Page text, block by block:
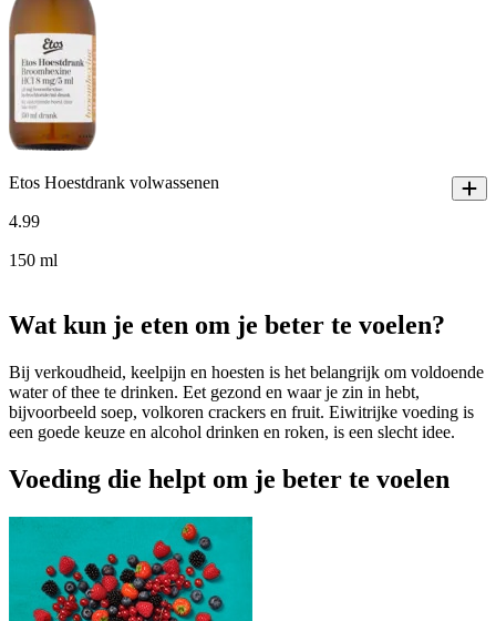
Etos Hoestdrank volwassenen
4.99
150 ml
Wat kun je eten om je beter te voelen?
Bij verkoudheid, keelpijn en hoesten is het belangrijk om voldoende
water of thee te drinken. Eet gezond en waar je zin in hebt,
bijvoorbeeld soep, volkoren crackers en fruit. Eiwitrijke voeding is
een goede keuze en alcohol drinken en roken, is een slecht idee.
Voeding die helpt om je beter te voelen